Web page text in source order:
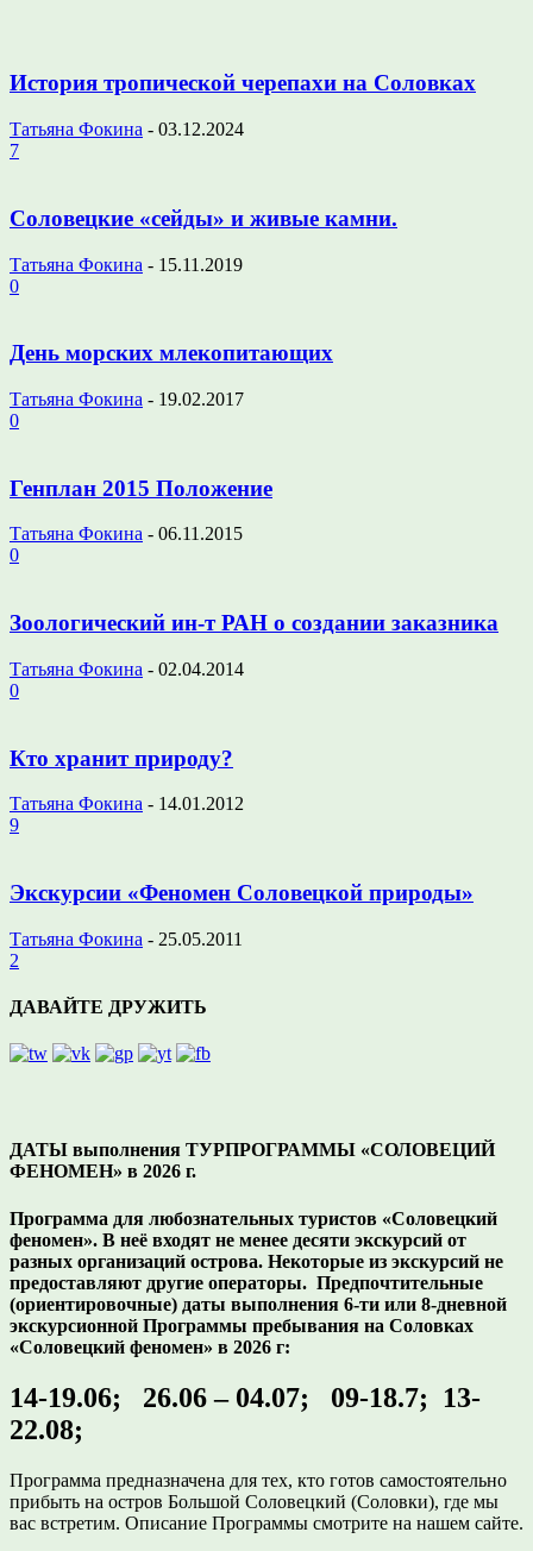
История тропической черепахи на Соловках
Татьяна Фокина - 03.12.2024
7
Соловецкие «сейды» и живые камни.
Татьяна Фокина - 15.11.2019
0
День морских млекопитающих
Татьяна Фокина - 19.02.2017
0
Генплан 2015 Положение
Татьяна Фокина - 06.11.2015
0
Зоологический ин-т РАН о создании заказника
Татьяна Фокина - 02.04.2014
0
Кто хранит природу?
Татьяна Фокина - 14.01.2012
9
Экскурсии «Феномен Соловецкой природы»
Татьяна Фокина - 25.05.2011
2
ДАВАЙТЕ ДРУЖИТЬ
ДАТЫ выполнения ТУРПРОГРАММЫ «СОЛОВЕЦИЙ
ФЕНОМЕН» в 2026 г.
Программа для любознательных туристов «Соловецкий
феномен». В неё входят не менее десяти экскурсий от
разных организаций острова. Некоторые из экскурсий не
предоставляют другие операторы. Предпочтительные
(ориентировочные) даты выполнения 6-ти или 8-дневной
экскурсионной Программы пребывания на Соловках
«Соловецкий феномен» в 2026 г:
14-19.06; 26.06 – 04.07; 09-18.7; 13-
22.08;
Программа предназначена для тех, кто готов самостоятельно
прибыть на остров Большой Соловецкий (Соловки), где мы
вас встретим. Описание Программы смотрите на нашем сайте.